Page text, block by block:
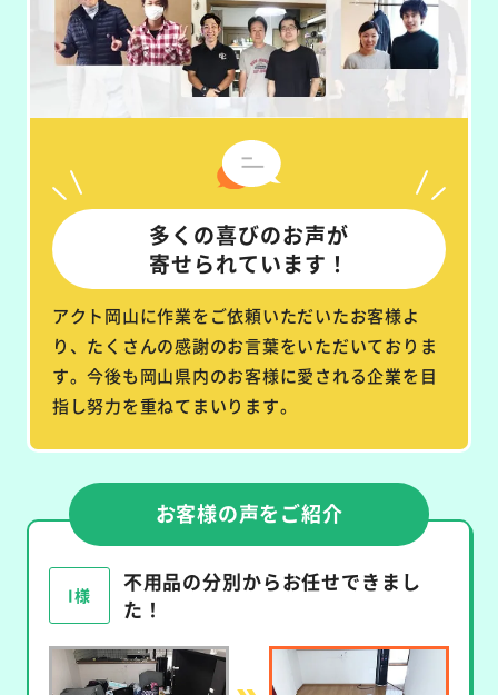
多くの喜びのお声が
寄せられています！
アクト岡山に作業をご依頼いただいたお客様よ
り、たくさんの感謝のお言葉をいただいておりま
す。今後も岡山県内のお客様に愛される企業を目
指し努力を重ねてまいります。
お客様の声をご紹介
I様
不用品の分別からお任せできまし
た！